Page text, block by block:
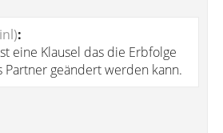
:
eine Klausel das die Erbfolge
Partner geändert werden kann.